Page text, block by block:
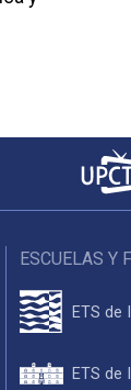
ESCUELAS Y
ETS de
ETS de